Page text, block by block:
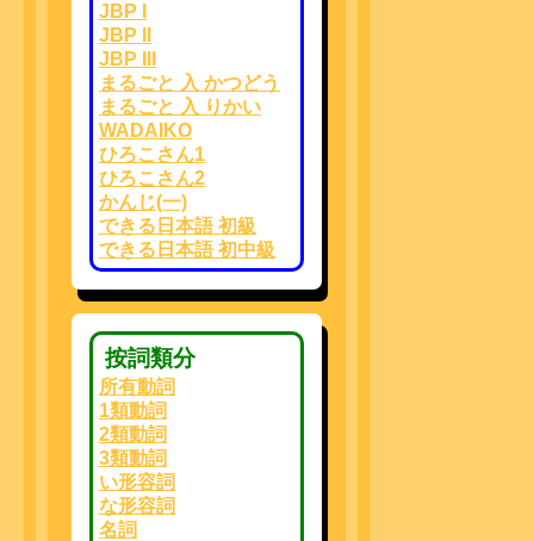
JBP I
JBP II
JBP III
まるごと 入 かつどう
まるごと 入 りかい
WADAIKO
ひろこさん1
ひろこさん2
かんじ(一)
できる日本語 初級
できる日本語 初中級
按詞類分
所有動詞
1類動詞
2類動詞
3類動詞
い形容詞
な形容詞
名詞